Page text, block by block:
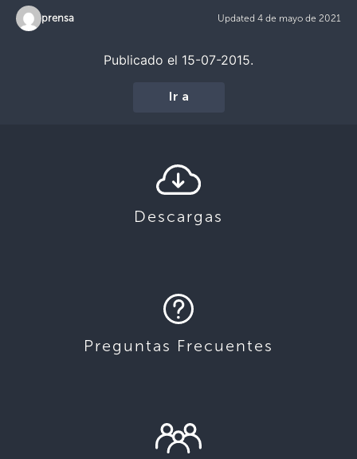
prensa Updated 4 de mayo de 2021
Publicado el 15-07-2015.
Ir a
Descargas
Preguntas Frecuentes